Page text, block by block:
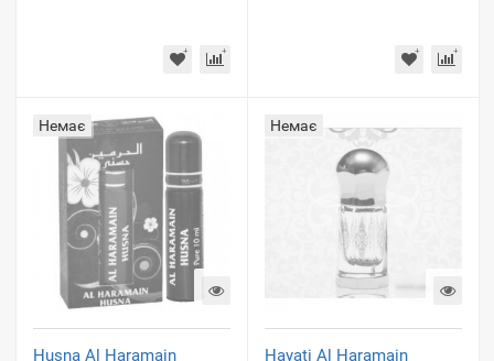
Немає
Husna Al Haramain
Немає
Hayati Al Haramain